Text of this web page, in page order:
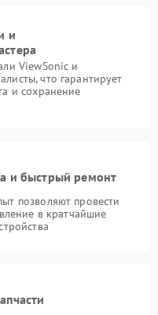
и
ViewSonic и
что гарантирует
и сохранение
и быстрый ремонт
позволяют провести
в кратчайшие